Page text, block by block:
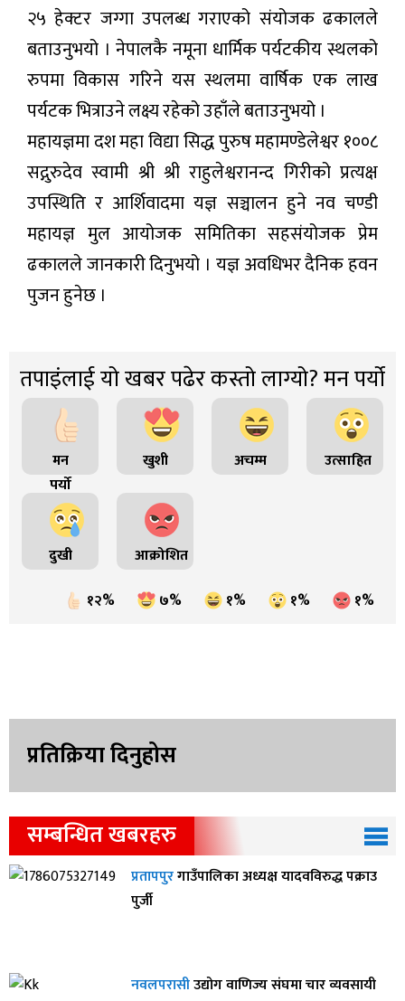
२५ हेक्टर जग्गा उपलब्ध गराएको संयोजक ढकालले
बताउनुभयो । नेपालकै नमूना धार्मिक पर्यटकीय स्थलको
रुपमा विकास गरिने यस स्थलमा वार्षिक एक लाख
पर्यटक भित्राउने लक्ष्य रहेको उहाँले बताउनुभयो ।
महायज्ञमा दश महा विद्या सिद्ध पुरुष महामण्डेलेश्वर १००८
सद्गुरुदेव स्वामी श्री श्री राहुलेश्वरानन्द गिरीको प्रत्यक्ष
उपस्थिति र आर्शिवादमा यज्ञ सञ्चालन हुने नव चण्डी
महायज्ञ मुल आयोजक समितिका सहसंयोजक प्रेम
ढकालले जानकारी दिनुभयो । यज्ञ अवधिभर दैनिक हवन
पुजन हुनेछ ।
तपाइंलाई यो खबर पढेर कस्तो लाग्यो? मन पर्यो
मन
पर्यो
खुशी अचम्म उत्साहित
दुखी
आक्रोशित
१२%
७% १% १% १%
प्रतिक्रिया दिनुहोस
सम्बन्धित खबरहरु
प्रतापपुरगाउँपालिका अध्यक्ष यादवविरुद्ध पक्राउ
पुर्जी
नवलपरासीउद्योग वाणिज्य संघमा चार व्यवसायी